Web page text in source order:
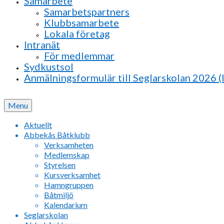
Samarbetspartners
Klubbsamarbete
Lokala företag
Intranät
För medlemmar
Sydkustsol
Anmälningsformulär till Seglarskolan 2026
Menu
Aktuellt
Abbekås Båtklubb
Verksamheten
Medlemskap
Styrelsen
Kursverksamhet
Hamngruppen
Båtmiljö
Kalendarium
Seglarskolan